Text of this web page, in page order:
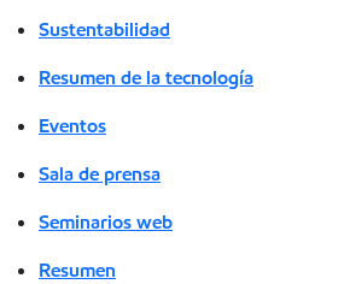
Sustentabilidad
Resumen de la tecnología
Eventos
Sala de prensa
Seminarios web
Resumen